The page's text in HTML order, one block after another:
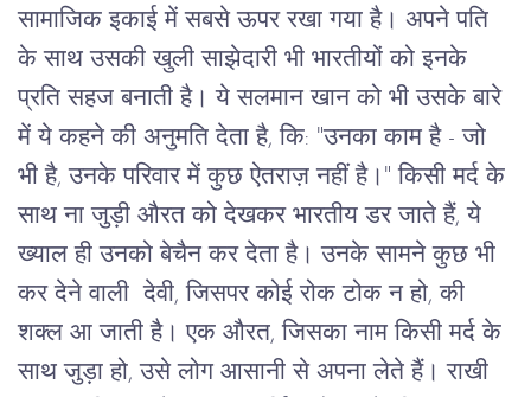
सामाजिक इकाई में सबसे ऊपर रखा गया है। अपने पति
के साथ उसकी खुली साझेदारी भी भारतीयों को इनके
प्रति सहज बनाती है। ये सलमान खान को भी उसके बारे
में ये कहने की अनुमति देता है, कि: "उनका काम है - जो
भी है, उनके परिवार में कुछ ऐतराज़ नहीं है। " किसी मर्द के
साथ ना जुड़ी औरत को देखकर भारतीय डर जाते हैं, ये
ख्याल ही उनको बेचैन कर देता है। उनके सामने कुछ भी
कर देने वाली देवी, जिसपर कोई रोक टोक न हो, की
शक्ल आ जाती है। एक औरत, जिसका नाम किसी मर्द के
साथ जुड़ा हो, उसे लोग आसानी से अपना लेते हैं। राखी